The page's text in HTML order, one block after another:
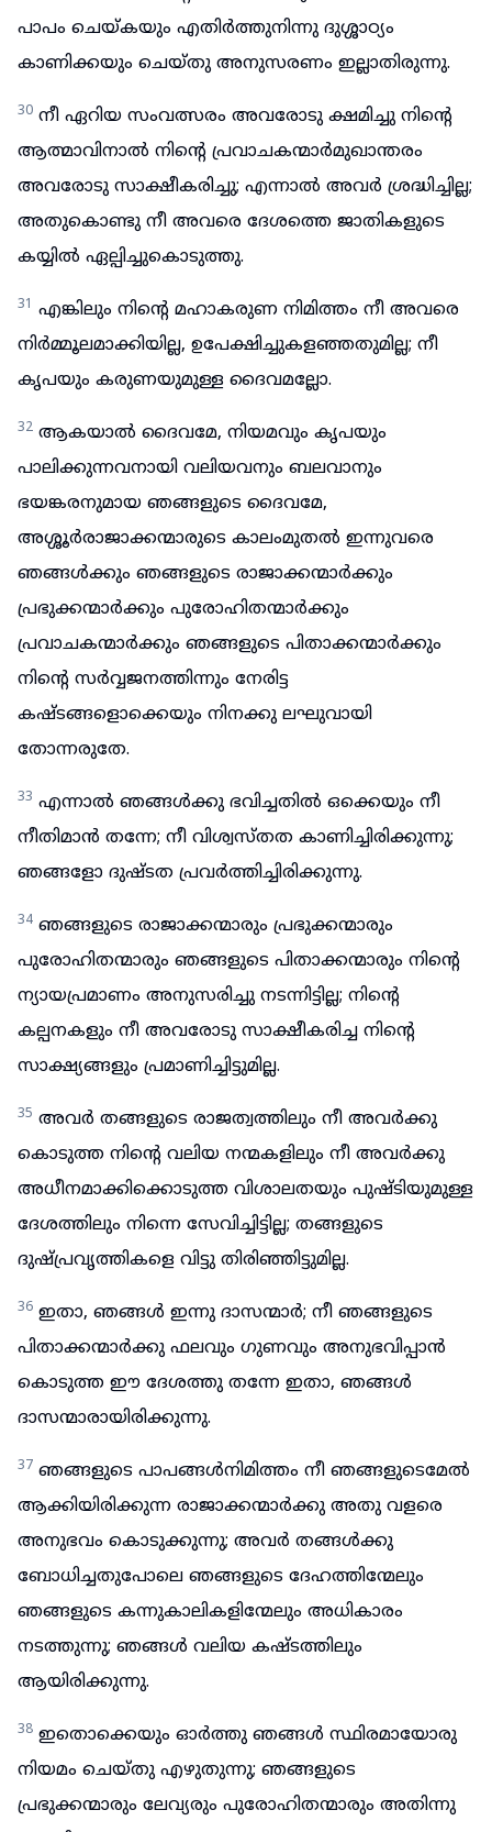
പാപം ചെയ്കയും എതിർത്തുനിന്നു ദുശ്ശാഠ്യം
കാണിക്കയും ചെയ്തു അനുസരണം ഇല്ലാതിരുന്നു.
30 നീ ഏറിയ സംവത്സരം അവരോടു ക്ഷമിച്ചു നിന്റെ
ആത്മാവിനാൽ നിന്റെ പ്രവാചകന്മാർമുഖാന്തരം
അവരോടു സാക്ഷീകരിച്ചു; എന്നാൽ അവർ ശ്രദ്ധിച്ചില്ല;
അതുകൊണ്ടു നീ അവരെ ദേശത്തെ ജാതികളുടെ
കയ്യിൽ ഏല്പിച്ചുകൊടുത്തു.
31 എങ്കിലും നിന്റെ മഹാകരുണ നിമിത്തം നീ അവരെ
നിർമ്മൂലമാക്കിയില്ല, ഉപേക്ഷിച്ചുകളഞ്ഞതുമില്ല; നീ
കൃപയും കരുണയുമുള്ള ദൈവമല്ലോ.
32 ആകയാൽ ദൈവമേ, നിയമവും കൃപയും
പാലിക്കുന്നവനായി വലിയവനും ബലവാനും
ഭയങ്കരനുമായ ഞങ്ങളുടെ ദൈവമേ,
അശ്ശൂർരാജാക്കന്മാരുടെ കാലംമുതൽ ഇന്നുവരെ
ഞങ്ങൾക്കും ഞങ്ങളുടെ രാജാക്കന്മാർക്കും
പ്രഭുക്കന്മാർക്കും പുരോഹിതന്മാർക്കും
പ്രവാചകന്മാർക്കും ഞങ്ങളുടെ പിതാക്കന്മാർക്കും
നിന്റെ സർവ്വജനത്തിന്നും നേരിട്ട
കഷ്ടങ്ങളൊക്കെയും നിനക്കു ലഘുവായി
തോന്നരുതേ.
33 എന്നാൽ ഞങ്ങൾക്കു ഭവിച്ചതിൽ ഒക്കെയും നീ
നീതിമാൻ തന്നേ; നീ വിശ്വസ്തത കാണിച്ചിരിക്കുന്നു;
ഞങ്ങളോ ദുഷ്ടത പ്രവർത്തിച്ചിരിക്കുന്നു.
34 ഞങ്ങളുടെ രാജാക്കന്മാരും പ്രഭുക്കന്മാരും
പുരോഹിതന്മാരും ഞങ്ങളുടെ പിതാക്കന്മാരും നിന്റെ
ന്യായപ്രമാണം അനുസരിച്ചു നടന്നിട്ടില്ല; നിന്റെ
കല്പനകളും നീ അവരോടു സാക്ഷീകരിച്ച നിന്റെ
സാക്ഷ്യങ്ങളും പ്രമാണിച്ചിട്ടുമില്ല.
35 അവർ തങ്ങളുടെ രാജത്വത്തിലും നീ അവർക്കു
കൊടുത്ത നിന്റെ വലിയ നന്മകളിലും നീ അവർക്കു
അധീനമാക്കിക്കൊടുത്ത വിശാലതയും പുഷ്ടിയുമുള്ള
ദേശത്തിലും നിന്നെ സേവിച്ചിട്ടില്ല; തങ്ങളുടെ
ദുഷ്പ്രവൃത്തികളെ വിട്ടു തിരിഞ്ഞിട്ടുമില്ല.
36 ഇതാ, ഞങ്ങൾ ഇന്നു ദാസന്മാർ; നീ ഞങ്ങളുടെ
പിതാക്കന്മാർക്കു ഫലവും ഗുണവും അനുഭവിപ്പാൻ
കൊടുത്ത ഈ ദേശത്തു തന്നേ ഇതാ, ഞങ്ങൾ
ദാസന്മാരായിരിക്കുന്നു.
37 ഞങ്ങളുടെ പാപങ്ങൾനിമിത്തം നീ ഞങ്ങളുടെമേൽ
ആക്കിയിരിക്കുന്ന രാജാക്കന്മാർക്കു അതു വളരെ
അനുഭവം കൊടുക്കുന്നു; അവർ തങ്ങൾക്കു
ബോധിച്ചതുപോലെ ഞങ്ങളുടെ ദേഹത്തിന്മേലും
ഞങ്ങളുടെ കന്നുകാലികളിന്മേലും അധികാരം
നടത്തുന്നു; ഞങ്ങൾ വലിയ കഷ്ടത്തിലും
ആയിരിക്കുന്നു.
38 ഇതൊക്കെയും ഓർത്തു ഞങ്ങൾ സ്ഥിരമായോരു
നിയമം ചെയ്തു എഴുതുന്നു; ഞങ്ങളുടെ
പ്രഭുക്കന്മാരും ലേവ്യരും പുരോഹിതന്മാരും അതിന്നു